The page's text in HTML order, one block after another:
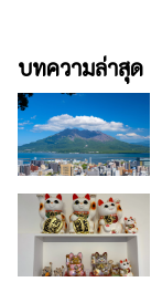
บทความล่าสุด